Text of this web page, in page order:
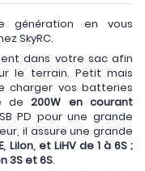
génération en vous
SkyRC.
dans votre sac afin
le terrain. Petit mais
charger vos batteries
de200W en courant
PD pour une grande
il assure une grande
LiIon, et LiHV de 1 à 6S ;
3S et 6S.